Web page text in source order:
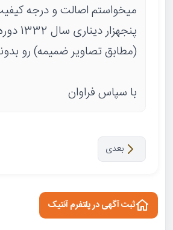
میخواستم اصالت و درجه
پنجهزار
(مطابق تصاویر ضمیمه) رو
با سپاس فراوان
بعدی
ثبت آگهی در پلتفرم آنتیک